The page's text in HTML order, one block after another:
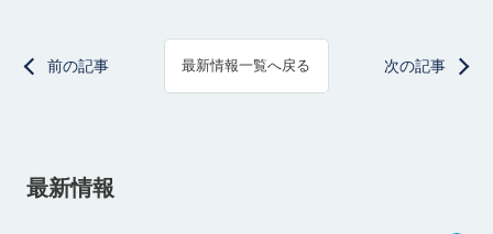
前の記事 最新情報一覧へ戻る 次の記事
最新情報